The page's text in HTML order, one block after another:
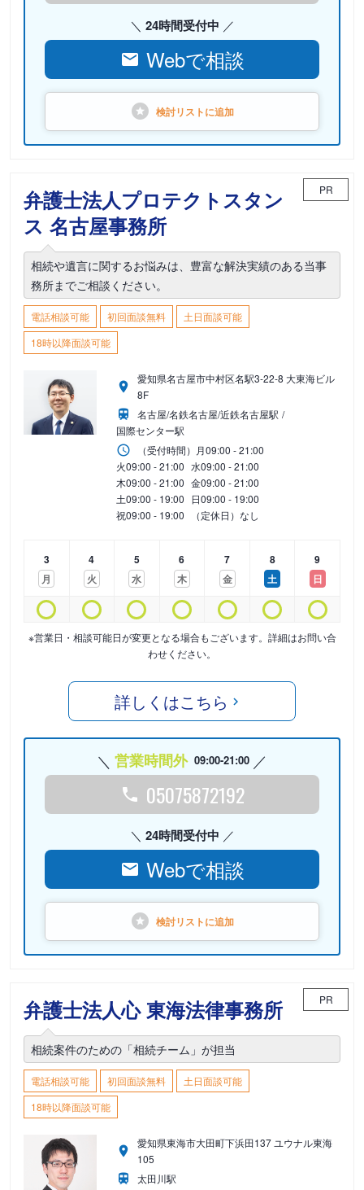
24時間受付中
Webで相談
検討リストに追加
弁護士法人プロテクトスタン
ス 名古屋事務所
PR
相続や遺言に関するお悩みは、豊富な解決実績のある当事
務所までご相談ください。
電話相談可能 初回面談無料
土日面談可能
18時以降面談可能
愛知県名古屋市中村区名駅3-22-8 大東海ビル
8F
名古屋/名鉄名古屋/近鉄名古屋駅
国際センター駅
（受付時間） 月09:00 - 21:00
火09:00 - 21:00 水09:00 - 21:00
木09:00 - 21:00 金09:00 - 21:00
土09:00 - 19:00 日09:00 - 19:00
祝09:00 - 19:00 （定休日）なし
3
月
4
火
5
水
6
木
7
金
8
土
9
日
※営業日・相談可能日が変更となる場合もございます。詳細はお問い合
わせください。
詳しくはこちら
営業時間外 09:00-21:00
05075872192
24時間受付中
Webで相談
検討リストに追加
弁護士法人心 東海法律事務所 PR
相続案件のための「相続チーム」が担当
電話相談可能 初回面談無料
土日面談可能
18時以降面談可能
愛知県東海市大田町下浜田137 ユウナル東海
105
太田川駅